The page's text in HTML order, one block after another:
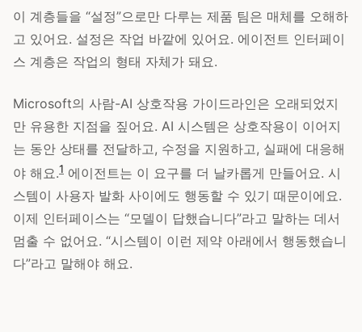
이 계층들을 “설정”으로만 다루는 제품 팀은 매체를 오해하
고 있어요. 설정은 작업 바깥에 있어요. 에이전트 인터페이
스 계층은 작업의 형태 자체가 돼요.
Microsoft의 사람-AI 상호작용 가이드라인은 오래되었지
만 유용한 지점을 짚어요. AI 시스템은 상호작용이 이어지
는 동안 상태를 전달하고, 수정을 지원하고, 실패에 대응해
야 해요.1 에이전트는 이 요구를 더 날카롭게 만들어요. 시
스템이 사용자 발화 사이에도 행동할 수 있기 때문이에요.
이제 인터페이스는 “모델이 답했습니다”라고 말하는 데서
멈출 수 없어요. “시스템이 이런 제약 아래에서 행동했습니
다”라고 말해야 해요.